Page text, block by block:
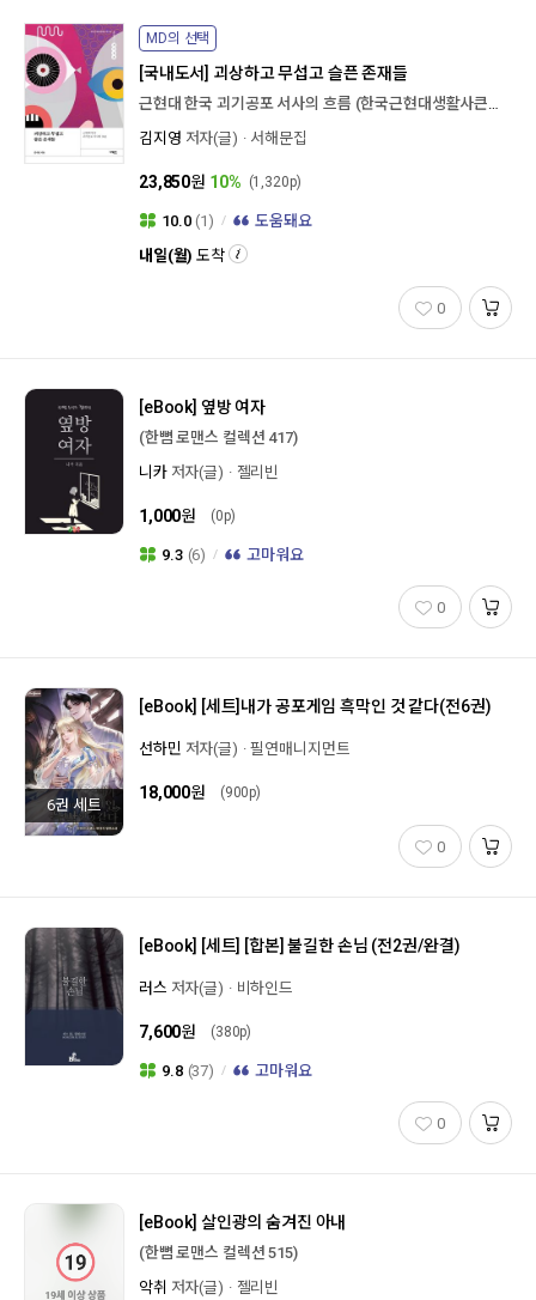
MD의 선택
[국내도서] 괴상하고 무섭고 슬픈 존재들
근현대 한국 괴기공포 서사의 흐름 (한국근현대생활사큰사전 대중감성>괴기공포)
김지영 저자(글) 서해문집
23,850원 10% (1,320p)
10.0 (1)
도움돼요
내일(월)도착
0
[eBook] 옆방 여자
(한뼘 로맨스 컬렉션 417)
니카 저자(글) 젤리빈
1,000원 (0p)
9.3 (6) 고마워요
0
6권 세트
[eBook] [세트]내가 공포게임 흑막인 것 같다(전6권)
선하민 저자(글) 필연매니지먼트
18,000원 (900p)
0
[eBook] [세트] [합본] 불길한 손님 (전2권/완결)
러스 저자(글) 비하인드
7,600원 (380p)
9.8 (37) 고마워요
0
[eBook] 살인광의 숨겨진 아내
(한뼘 로맨스 컬렉션 515)
악취 저자(글) 젤리빈